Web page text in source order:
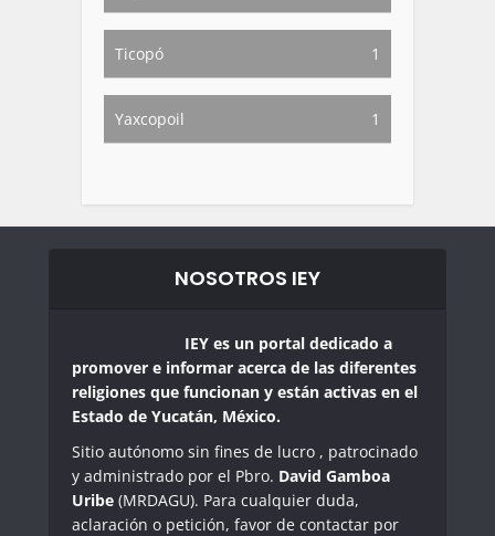
Ticopó 1
Yaxcopoil 1
NOSOTROS IEY
IEY es un portal dedicado a
promover e informar acerca de las diferentes
religiones que funcionan y están activas en el
Estado de Yucatán, México.
Sitio autónomo sin fines de lucro , patrocinado
y administrado por el Pbro. David Gamboa
Uribe (MRDAGU). Para cualquier duda,
aclaración o petición, favor de contactar por